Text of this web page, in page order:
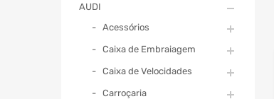
AUDI
Acessórios
Caixa de Embraiagem
Caixa de Velocidades
Carroçaria